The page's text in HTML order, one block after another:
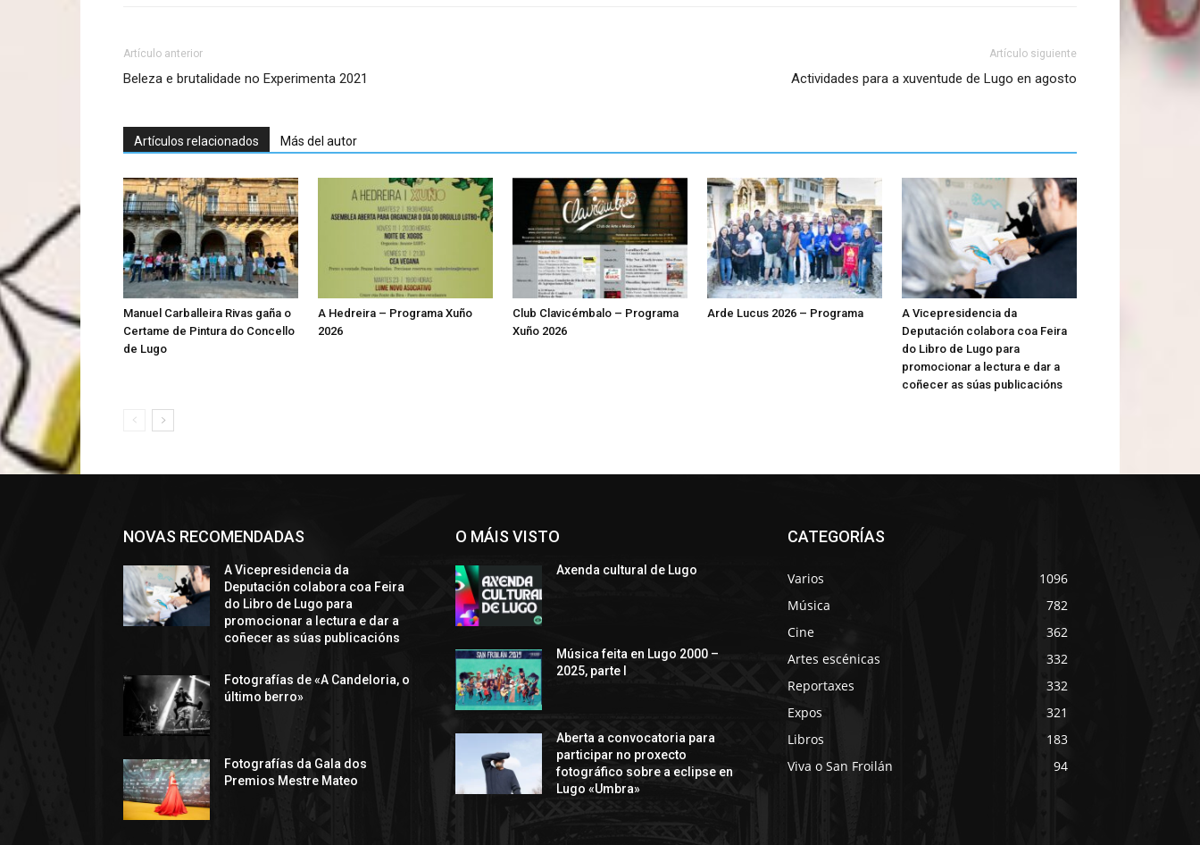
Artículo anterior
Beleza e brutalidade no Experimenta 2021
Artículo siguiente
Actividades para a xuventude de Lugo en agosto
Artículos relacionados Más del autor
Manuel Carballeira Rivas gaña o
Certame de Pintura do Concello
de Lugo
A Hedreira – Programa Xuño
2026
Club Clavicémbalo – Programa
Xuño 2026
Arde Lucus 2026 – Programa
A Vicepresidencia da
Deputación colabora coa Feira
do Libro de Lugo para
promocionar a lectura e dar a
coñecer as súas publicacións
NOVAS RECOMENDADAS
A Vicepresidencia da
Deputación colabora coa Feira
do Libro de Lugo para
promocionar a lectura e dar a
coñecer as súas publicacións
Fotografías de «A Candeloria, o
último berro»
Fotografías da Gala dos
Premios Mestre Mateo
O MÁIS VISTO
Axenda cultural de Lugo
Música feita en Lugo 2000 –
2025, parte I
Aberta a convocatoria para
participar no proxecto
fotográfico sobre a eclipse en
Lugo «Umbra»
CATEGORÍAS
Varios
1096
Música
782
Cine
362
Artes escénicas
332
Reportaxes
332
Expos
321
Libros
183
Viva o San Froilán
94